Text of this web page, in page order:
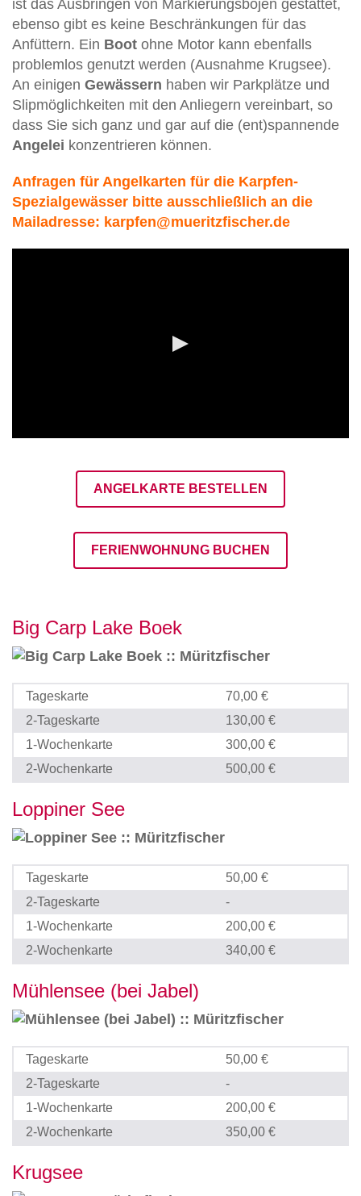
ist das Ausbringen von Markierungsbojen gestattet,
ebenso gibt es keine Beschränkungen für das
Anfüttern. Ein Boot ohne Motor kann ebenfalls
problemlos genutzt werden (Ausnahme Krugsee).
An einigen Gewässern haben wir Parkplätze und
Slipmöglichkeiten mit den Anliegern vereinbart, so
dass Sie sich ganz und gar auf die (ent)spannende
Angelei konzentrieren können.
Anfragen für Angelkarten für die Karpfen-
Spezialgewässer bitte ausschließlich an die
Mailadresse: karpfen@mueritzfischer.de
ANGELKARTE BESTELLEN
FERIENWOHNUNG BUCHEN
Big Carp Lake Boek
Tageskarte
70,00 €
2-Tageskarte
130,00 €
1-Wochenkarte
300,00 €
2-Wochenkarte
500,00 €
Loppiner See
Tageskarte
50,00 €
2-Tageskarte
-
1-Wochenkarte
200,00 €
2-Wochenkarte
340,00 €
Mühlensee (bei Jabel)
Tageskarte
50,00 €
2-Tageskarte
-
1-Wochenkarte
200,00 €
2-Wochenkarte
350,00 €
Krugsee